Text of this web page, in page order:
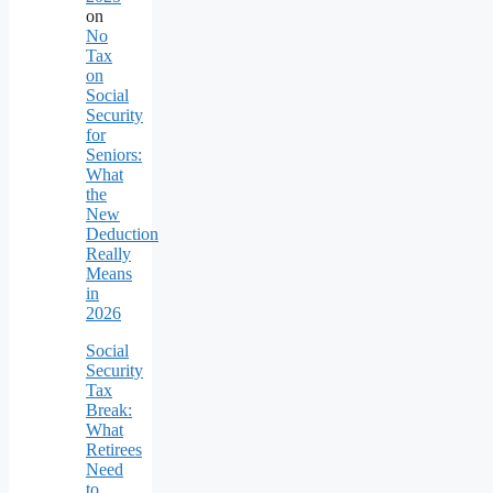
on
No
Tax
on
Social
Security
for
Seniors:
What
the
New
Deduction
Really
Means
in
2026
Social
Security
Tax
Break:
What
Retirees
Need
to